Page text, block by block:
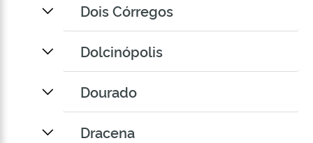
Dois Córregos
Dolcinópolis
Dourado
Dracena